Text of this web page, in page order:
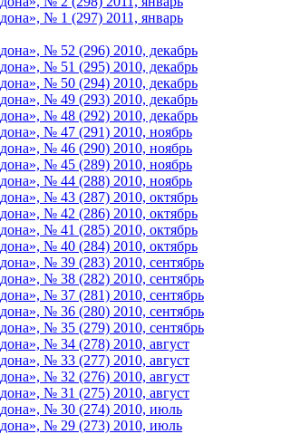
№ 1 (297) 2011, январь
№ 52 (296) 2010, декабрь
№ 51 (295) 2010, декабрь
№ 50 (294) 2010, декабрь
№ 49 (293) 2010, декабрь
№ 48 (292) 2010, декабрь
№ 47 (291) 2010, ноябрь
№ 46 (290) 2010, ноябрь
№ 45 (289) 2010, ноябрь
№ 44 (288) 2010, ноябрь
№ 43 (287) 2010, октябрь
№ 42 (286) 2010, октябрь
№ 41 (285) 2010, октябрь
№ 40 (284) 2010, октябрь
№ 39 (283) 2010, сентябрь
№ 38 (282) 2010, сентябрь
№ 37 (281) 2010, сентябрь
№ 36 (280) 2010, сентябрь
№ 35 (279) 2010, сентябрь
№ 34 (278) 2010, август
№ 33 (277) 2010, август
№ 32 (276) 2010, август
№ 31 (275) 2010, август
№ 30 (274) 2010, июль
№ 29 (273) 2010, июль